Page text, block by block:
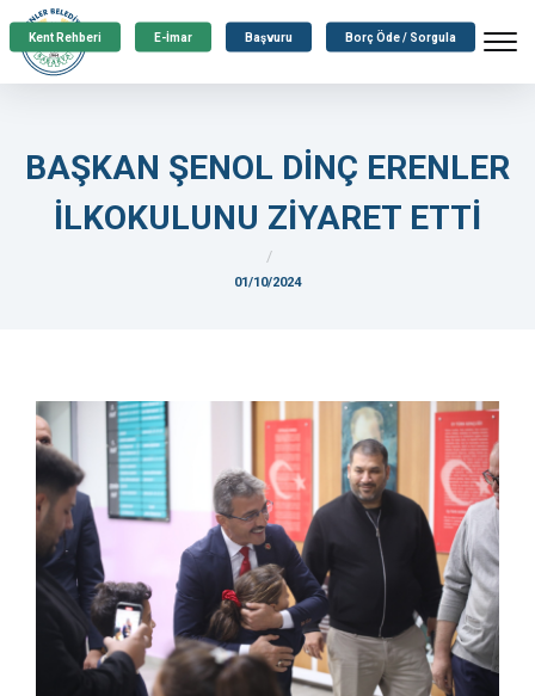
Kent Rehberi E-İmar Başvuru Borç Öde / Sorgula
BAŞKAN ŞENOL DİNÇ ERENLER
İLKOKULUNU ZİYARET ETTİ
01/10/2024